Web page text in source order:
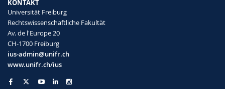
KONTAKT
Universität Freiburg
Rechtswissenschaftliche Fakultät
Av. de l'Europe 20
CH-1700 Freiburg
ius-admin@unifr.ch
www.unifr.ch/ius